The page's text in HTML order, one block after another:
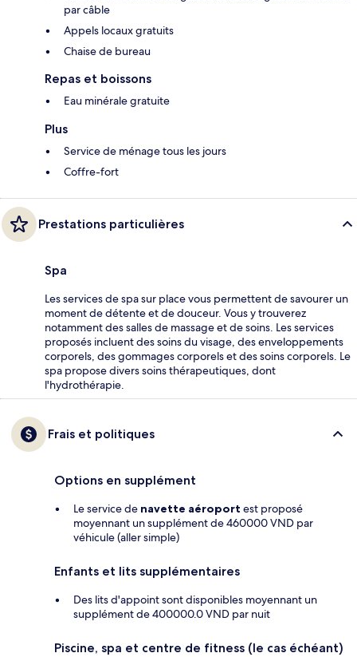
par câble
Appels locaux gratuits
Chaise de bureau
Repas et boissons
Eau minérale gratuite
Plus
Service de ménage tous les jours
Coffre-fort
Prestations particulières
Spa
Les services de spa sur place vous permettent de savourer un
moment de détente et de douceur. Vous y trouverez
notamment des salles de massage et de soins. Les services
proposés incluent des soins du visage, des enveloppements
corporels, des gommages corporels et des soins corporels. Le
spa propose divers soins thérapeutiques, dont
l'hydrothérapie.
Frais et politiques
Options en supplément
Le service de navette aéroport est proposé
moyennant un supplément de 460000 VND par
véhicule (aller simple)
Enfants et lits supplémentaires
Des lits d'appoint sont disponibles moyennant un
supplément de 400000.0 VND par nuit
Piscine, spa et centre de fitness (le cas échéant)